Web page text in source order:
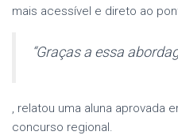
mais acessível e direto ao
“Graças a essa
, relatou uma aluna aprovada
concurso regional.